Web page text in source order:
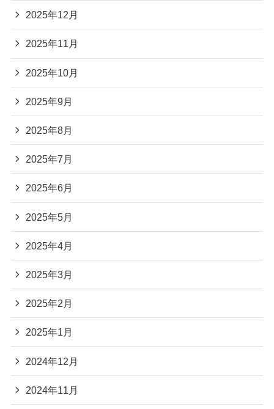
2025年12月
2025年11月
2025年10月
2025年9月
2025年8月
2025年7月
2025年6月
2025年5月
2025年4月
2025年3月
2025年2月
2025年1月
2024年12月
2024年11月